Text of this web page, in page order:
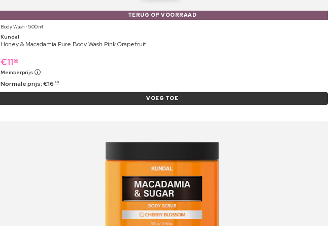
TERUG OP VOORRAAD
Body Wash ⋅ 500 ml
Kundal
Honey & Macadamia Pure Body Wash Pink Grapefruit
€11 99
Memberprijs
Normale prijs:€16 99
VOEG TOE